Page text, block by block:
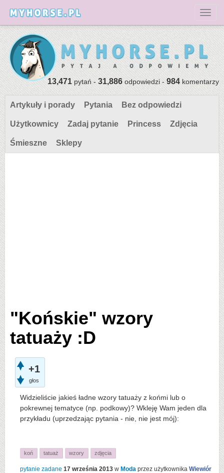
13,471pytań -31,886odpowiedzi -984komentarzy
Artykuły i porady Pytania Bez odpowiedzi
Użytkownicy Zadaj pytanie Princess Zdjęcia
Śmieszne Sklepy
"Końskie" wzory
tatuaży :D
+1
głos
Widzieliście jakieś ładne wzory tatuaży z końmi lub o
pokrewnej tematyce (np. podkowy)? Wkleję Wam jeden dla
przykładu (uprzedzając pytania - nie, nie jest mój):
koń tatuaż wzory zdjęcia
pytanie zadane 17 września 2013 w Moda przez użytkownika Wiewiór